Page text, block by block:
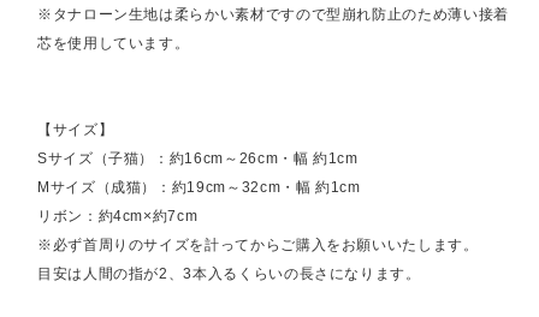
※タナローン生地は柔らかい素材ですので型崩れ防止のため薄い接着
芯を使用しています。
【サイズ】
Sサイズ（子猫）：約16cm～26cm・幅 約1cm
Mサイズ（成猫）：約19cm～32cm・幅 約1cm
リボン：約4cm×約7cm
※必ず首周りのサイズを計ってからご購入をお願いいたします。
目安は人間の指が2、3本入るくらいの長さになります。